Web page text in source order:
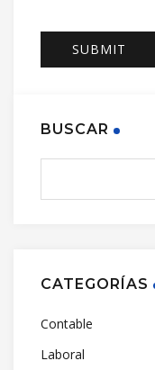
BUSCAR
CATEGORÍAS
Contable
Laboral